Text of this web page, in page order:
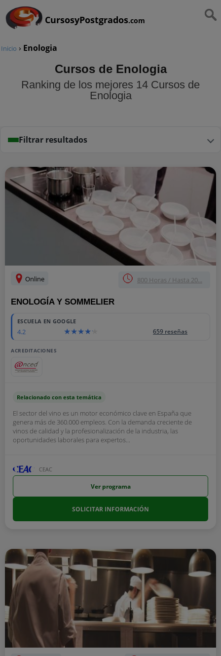
CursosyPostgrados.com
Inicio › Enologia
Cursos de Enologia
Ranking de los mejores 14 Cursos de
Enologia
Filtrar resultados
Online 800 Horas / Hasta 20...
ENOLOGÍA Y SOMMELIER
ESCUELA EN GOOGLE
4.2 659 reseñas
ACREDITACIONES
Relacionado con esta temática
El sector del vino es un motor económico clave en España que
genera más de 360.000 empleos. Con la demanda creciente de
vinos de calidad y la profesionalización de la industria, las
oportunidades laborales para expertos...
CEAC
Ver programa
SOLICITAR INFORMACIÓN